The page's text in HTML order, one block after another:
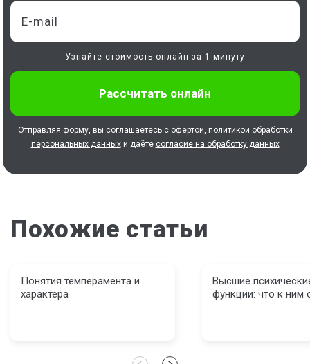
Узнайте стоимость онлайн за 1 минуту
Отправляя форму, вы соглашаетесь с офертой, политикой обработки
персональных данныхи даёте согласие на обработку данных
Похожие статьи
Понятия темперамента и
характера
Высшие
функции: что к ним